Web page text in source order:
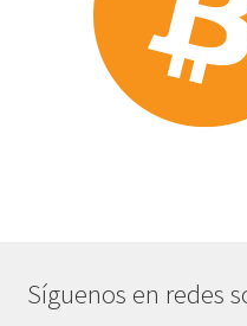
Síguenos en redes